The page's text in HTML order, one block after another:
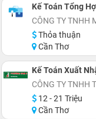
Kế Toán Tổng
CÔNG TY TNHH
Thỏa thuận
Cần Thơ
Kế Toán Xuất
CÔNG TY TNHH
12 - 21 Triệu
Cần Thơ